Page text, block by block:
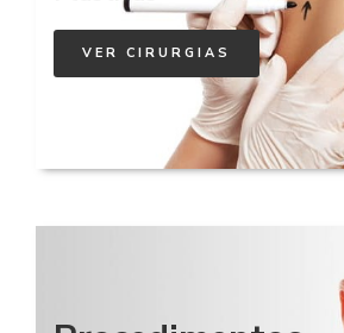
VER CIRURGIAS